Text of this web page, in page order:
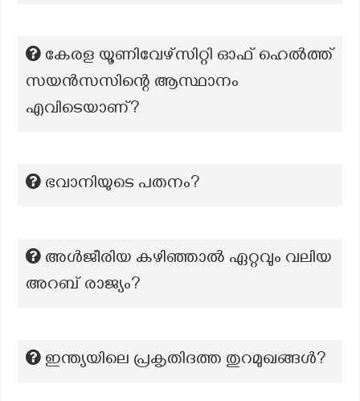
കേരള യൂണിവേഴ്സിറ്റി ഓഫ് ഹെൽത്ത്
സയൻസസിന്റെ ആസ്ഥാനം
എവിടെയാണ്?
ഭവാനിയുടെ പതനം?
അൾജീരിയ കഴിഞ്ഞാൽ ഏറ്റവും വലിയ
അറബ് രാജ്യം?
ഇന്ത്യയിലെ പ്രകൃതിദത്ത തുറമുഖങ്ങൾ?